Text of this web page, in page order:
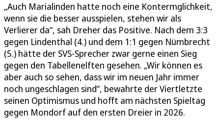
„Auch Marialinden hatte noch eine Kontermglichkeit,
wenn sie die besser ausspielen, stehen wir als
Verlierer da“, sah Dreher das Positive. Nach dem 3:3
gegen Lindenthal (4.) und dem 1:1 gegen Nümbrecht
(5.) hätte der SVS-Sprecher zwar gerne einen Sieg
gegen den Tabellenelften gesehen. „Wir können es
aber auch so sehen, dass wir im neuen Jahr immer
noch ungeschlagen sind“, bewahrte der Viertletzte
seinen Optimismus und hofft am nächsten Spieltag
gegen Mondorf auf den ersten Dreier in 2026.